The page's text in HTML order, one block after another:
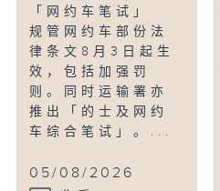
「网约车笔试」
规管网约车部份法
律条文8月3日起生
效，包括加强罚
则。同时运输署亦
推出「的士及网约
车综合笔试」。...
05/08/2026